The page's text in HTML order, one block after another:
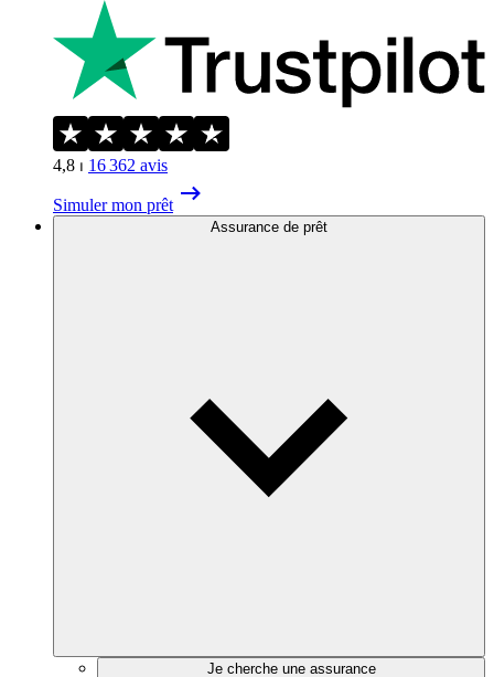
4,8 ⏐ 16 362 avis
Simuler mon prêt
Assurance de prêt
Je cherche une assurance